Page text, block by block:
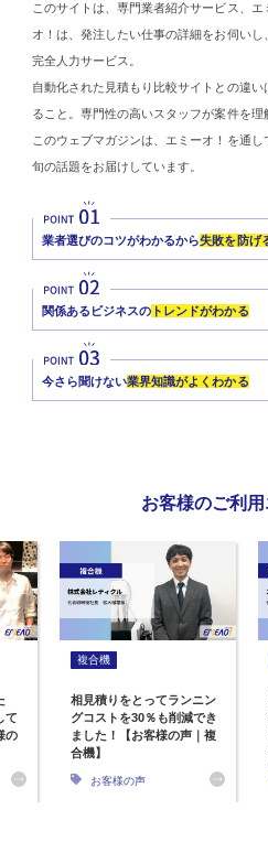
このサイトは、専門業者紹介サービス、
オ！は、発注したい仕事の詳細をお伺い
完全人力サービス。
自動化された見積もり比較サイトとの違
ること。専門性の高いスタッフが案件を理
このウェブマガジンは、エミーオ！を通
旬の話題をお届けしています。
業者選びのコツがわかるから失敗を防げ
関係あるビジネスの トレンドがわかる
今さら聞けない業界知識がよくわかる
お客様のご利
て
の
複合機
相見積りをとってランニン
グコストを30％も削減でき
ました！【お客様の声｜複
合機】
お客様の声